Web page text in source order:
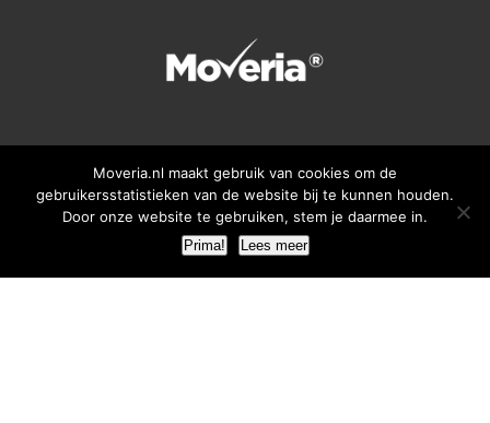
Tips verhuizen
Administratief
verhuiskado's
Buitenland
Gas, water en licht
Moveria.nl maakt gebruik van cookies om de
gebruikersstatistieken van de website bij te kunnen houden.
Door onze website te gebruiken, stem je daarmee in.
Prima! Lees meer